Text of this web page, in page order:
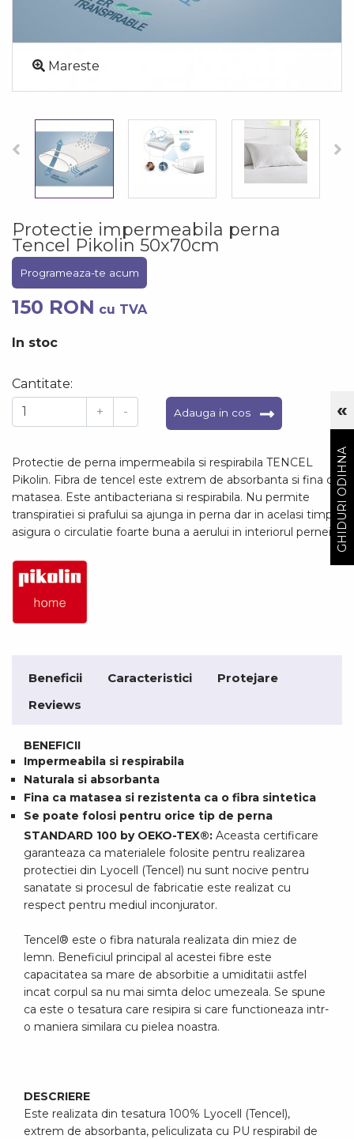
Mareste
Protectie impermeabila perna
Tencel Pikolin 50x70cm
Programeaza-te acum
150 RON cu TVA
In stoc
Cantitate:
+
- Adauga in cos
Protectie de perna impermeabila si respirabila TENCEL
Pikolin. Fibra de tencel este extrem de absorbanta si fina ca
matasea. Este antibacteriana si respirabila. Nu permite
transpiratiei si prafului sa ajunga in perna dar in acelasi timp
asigura o circulatie foarte buna a aerului in interiorul pernei.
Beneficii Caracteristici
Protejare
Reviews
BENEFICII
Impermeabila si respirabila
Naturala si absorbanta
Fina ca matasea si rezistenta ca o fibra sintetica
Se poate folosi pentru orice tip de perna
STANDARD 100 by OEKO-TEX®: Aceasta certificare
garanteaza ca materialele folosite pentru realizarea
protectiei din Lyocell (Tencel) nu sunt nocive pentru
sanatate si procesul de fabricatie este realizat cu
respect pentru mediul inconjurator.
Tencel® este o fibra naturala realizata din miez de
lemn. Beneficiul principal al acestei fibre este
capacitatea sa mare de absorbitie a umiditatii astfel
incat corpul sa nu mai simta deloc umezeala. Se spune
ca este o tesatura care resipira si care functioneaza intr-
o maniera similara cu pielea noastra.
DESCRIERE
Este realizata din tesatura 100% Lyocell (Tencel),
extrem de absorbanta, peliculizata cu PU respirabil de
«
GHIDURI ODIHNA